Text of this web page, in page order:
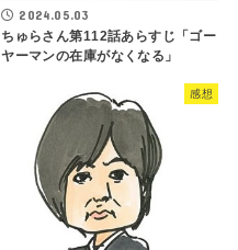
2024.05.03
ちゅらさん第112話あらすじ「ゴー
ヤーマンの在庫がなくなる」
感想